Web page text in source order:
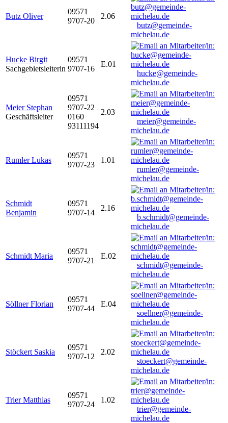
Butz Oliver
09571
9707-20
2.06
butz@gemeinde-
michelau.de
Hucke Birgit
Sachgebietsleiterin
09571
9707-16
E.01
hucke@gemeinde-
michelau.de
Meier Stephan
Geschäftsleiter
09571
9707-22
0160
93111194
2.03
meier@gemeinde-
michelau.de
Rumler Lukas
09571
9707-23
1.01
rumler@gemeinde-
michelau.de
Schmidt
Benjamin
09571
9707-14
2.16
b.schmidt@gemeinde-
michelau.de
Schmidt Maria
09571
9707-21
E.02
schmidt@gemeinde-
michelau.de
Söllner Florian
09571
9707-44
E.04
soellner@gemeinde-
michelau.de
Stöckert Saskia
09571
9707-12
2.02
stoeckert@gemeinde-
michelau.de
Trier Matthias
09571
9707-24
1.02
trier@gemeinde-
michelau.de